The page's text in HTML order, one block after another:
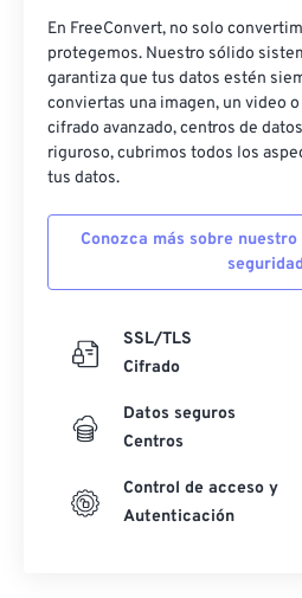
En FreeConvert, no solo
protegemos. Nuestro sólido
garantiza que tus datos estén
conviertas una imagen, un video
cifrado avanzado, centros de
riguroso, cubrimos todos los
tus datos.
Conozca más sobre
seguridad
SSL/TLS
Cifrado
Datos seguros
Centros
Control de acceso y
Autenticación